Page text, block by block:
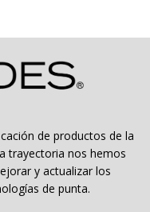
de productos de la
trayectoria nos hemos
y actualizar los
de punta.